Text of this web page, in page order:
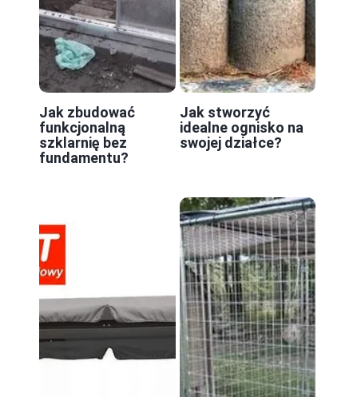
Jak zbudować
funkcjonalną
szklarnię bez
fundamentu?
Jak stworzyć
idealne ognisko na
swojej działce?